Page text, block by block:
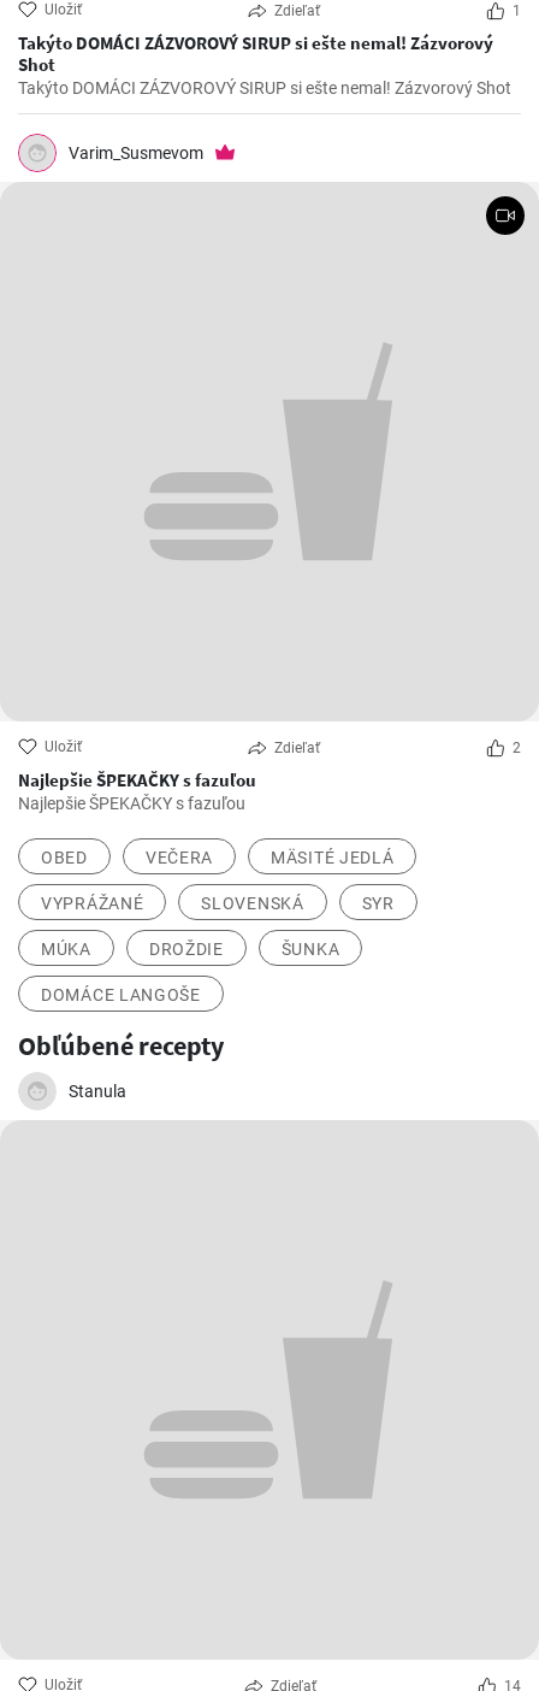
Uložiť Zdieľať 1
Takýto DOMÁCI ZÁZVOROVÝ SIRUP si ešte nemal! Zázvorový
Shot
Takýto DOMÁCI ZÁZVOROVÝ SIRUP si ešte nemal! Zázvorový Shot
Varim_Susmevom
Uložiť Zdieľať 2
Najlepšie ŠPEKAČKY s fazuľou
Najlepšie ŠPEKAČKY s fazuľou
OBED VEČERA MÄSITÉ JEDLÁ
VYPRÁŽANÉ SLOVENSKÁ SYR
MÚKA DROŽDIE ŠUNKA
DOMÁCE LANGOŠE
Obľúbené recepty
Stanula
Uložiť Zdieľať 14